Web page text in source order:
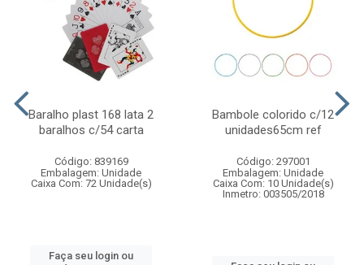
Baralho plast 168 lata 2
baralhos c/54 carta
Código: 839169
Embalagem: Unidade
Caixa Com: 72 Unidade(s)
Faça seu login ou
Bambole colorido c/12
unidades65cm ref
Código: 297001
Embalagem: Unidade
Caixa Com: 10 Unidade(s)
Inmetro: 003505/2018